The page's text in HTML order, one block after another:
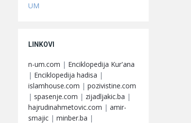
UM
LINKOVI
n-um.com | Enciklopedija Kur'ana
| Enciklopedija hadisa |
islamhouse.com | pozivistine.com
| spasenje.com | zijadljakic.ba |
hajrudinahmetovic.com | amir-
smajic | minber.ba |